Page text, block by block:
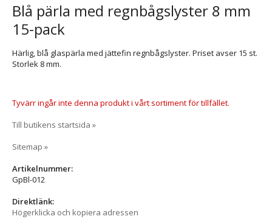
Blå pärla med regnbågslyster 8 mm
15-pack
Härlig, blå glaspärla med jättefin regnbågslyster. Priset avser 15 st.
Storlek 8 mm.
Tyvärr ingår inte denna produkt i vårt sortiment för tillfället.
Till butikens startsida »
Sitemap »
Artikelnummer:
GpBl-012
Direktlänk:
Högerklicka och kopiera adressen